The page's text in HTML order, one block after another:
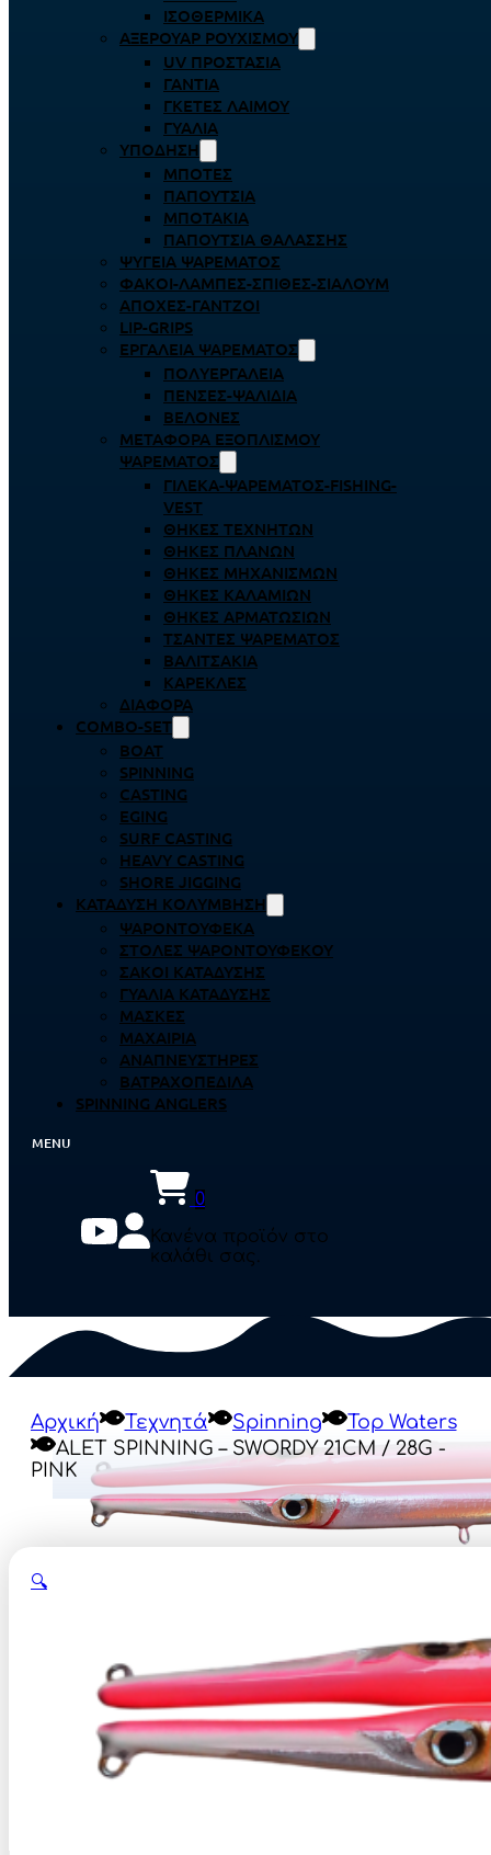
ΙΣΟΘΕΡΜΙΚΆ
ΑΞΕΡΟΥΆΡ ΡΟΥΧΙΣΜΟΎ
UV ΠΡΟΣΤΑΣΊΑ
ΓΆΝΤΙΑ
ΓΚΈΤΕΣ ΛΑΊΜΟΥ
ΓΥΑΛΙΆ
ΥΠΌΔΗΣΗ
ΜΠΌΤΕΣ
ΠΑΠΟΎΤΣΙΑ
ΜΠΟΤΆΚΙΑ
ΠΑΠΟΎΤΣΙΑ ΘΑΛΆΣΣΗΣ
ΨΥΓΕΊΑ ΨΑΡΈΜΑΤΟΣ
ΦΑΚΟΊ-ΛΆΜΠΕΣ-ΣΠΊΘΕΣ-ΣΊΑΛΟΥΜ
ΑΠΌΧΕΣ-ΓΆΝΤΖΟΙ
LIP-GRIPS
EΡΓΑΛΕΊΑ ΨΑΡΈΜΑΤΟΣ
ΠΟΛΥΕΡΓΑΛΕΊΑ
ΠΈΝΣΕΣ-ΨΑΛΊΔΙΑ
ΒΕΛΌΝΕΣ
ΜΕΤΑΦΟΡΆ ΕΞΟΠΛΙΣΜΟΎ
ΨΑΡΈΜΑΤΟΣ
ΓΙΛΈΚΑ-ΨΑΡΈΜΑΤΟΣ-FISHING-
VEST
ΘΉΚΕΣ ΤΕΧΝΗΤΏΝ
ΘΉΚΕΣ ΠΛΆΝΩΝ
ΘΉΚΕΣ ΜΗΧΑΝΙΣΜΏΝ
ΘΉΚΕΣ ΚΑΛΑΜΙΏΝ
ΘΉΚΕΣ ΑΡΜΑΤΩΣΙΏΝ
ΤΣΆΝΤΕΣ ΨΑΡΈΜΑΤΟΣ
ΒΑΛΙΤΣΆΚΙΑ
ΚΑΡΈΚΛΕΣ
ΔΙΆΦΟΡΑ
COMBO-SET
BOAT
SPINNING
CASTING
EGING
SURF CASTING
HEAVY CASTING
SHORE JIGGING
ΚΑΤΆΔΥΣΗ ΚΟΛΎΜΒΗΣΗ
ΨΑΡΟΝΤΟΎΦΕΚΑ
ΣΤΟΛΈΣ ΨΑΡΟΝΤΟΎΦΕΚΟΥ
ΣΆΚΟΙ ΚΑΤΆΔΥΣΗΣ
ΓΥΑΛΙΆ ΚΑΤΆΔΥΣΗΣ
ΜΆΣΚΕΣ
ΜΑΧΑΊΡΙΑ
ΑΝΑΠΝΕΥΣΤΉΡΕΣ
ΒΑΤΡΑΧΟΠΈΔΙΛΑ
SPINNING ANGLERS
0
Κανένα προϊόν στο
καλάθι σας.
Αρχική Τεχνητά Spinning
Top Waters
ALET SPINNING – SWORDY 21CM / 28G -
PINK
🔍